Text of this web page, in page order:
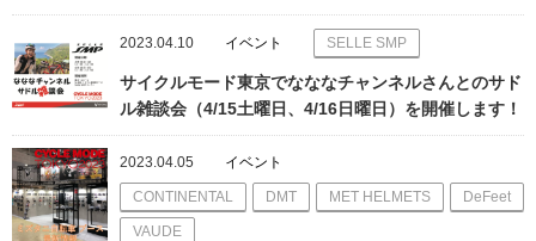
2023.04.10 イベント SELLE SMP
サイクルモード東京でなななチャンネルさんとのサド
ル雑談会（4/15土曜日、4/16日曜日）を開催します！
2023.04.05 イベント
CONTINENTAL DMT MET HELMETS DeFeet
VAUDE